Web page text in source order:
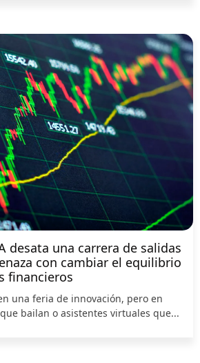
desata una carrera de salidas
con cambiar el equilibrio
financieros
una feria de innovación, pero en
bailan o asistentes virtuales que...